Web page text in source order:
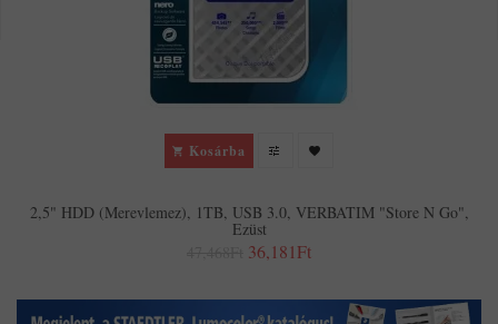
Kosárba
2,5" HDD (merevlemez), 1TB, USB 3.0, VERBATIM "Store N Go",
Ezüst
36,181Ft